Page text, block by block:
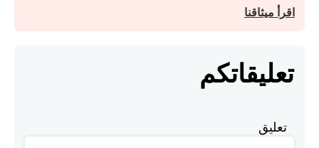
اقرأ ميثاقنا
تعليقاتكم
تعليق